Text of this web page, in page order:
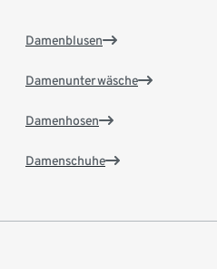
Damenblusen
Damenunterwäsche
Damenhosen
Damenschuhe